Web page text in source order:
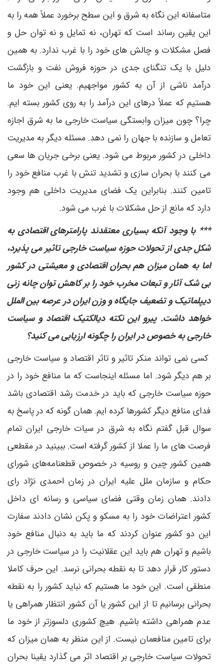
متاسفانه این نگاه به شرق و این سطح برخورد عملاً همه را به
این یقین رساند است که تهران، نه تمایل و نه توان حل و
فصل مشکلات و چالش های خود را با غرب ندارد. به همین
دلیل با یک تنگنای جدی در حوزه فروش نفت و بازگشت
درآمد ناشی از آن به کشور مواجهیم. یعنی این خود ما
هستیم که عملاً درهای این درآمد را به روی کشور بسته ایم.
چرا؟ چون میزان وابستگی سیاست خارجی ما به شرق اجازه
تعامل و سازنده با جهان را نمی دهد. مسئله دیگر به مدیریت
داخلی در کشور مربوط می شود. یعنی برخی جریان ها سعی
می کنند با بحران سازی و تشدید تنش با غرب منافع خود را
تامین کنند. بنابراین یک فضای مدیریت داخلی هم وجود
دارد که مانع از حل مشکلات با غرب می شود.
*** با وجود آنکه بسیاری معتقدند پارامترهای اقتصادی به
شکل جدی از تحولات حوزه سیاست خارجی تاثیر می پذیرد،
اما به همان میزان هم بحران اقتصادی و معیشتی در کشور
بی شک آثار و تبعات مخرب خود را بر کاهش توان چانه زنی
دیپلماتیک و تضعیف جایگاه و وزن ایران در عرصه بین الملل
خواهد داشت. پیرو این نکته دیالکتیک اقتصاد و سیاست
خارجی به خصوص در ایران را چگونه ارزیابی می کنید؟
کسی نمی تواند منکر تاثیر و تاثر اقتصاد و سیاست خارجی
بر هم دیگر شود. اما مسئله اینجاست که ما منافع خود را در
حوزه سیاست خارجی که باید در خدمت رشد اقتصادی باشد
فدای منافع دیگر کشورها کرده ایم. همان گونه که در پاسخ به
سوال قبل گفتم نگاه به شرق در سیات خارجی ایران تمام
فرصت های ما را عملا از کشور گرفته است. ببینید در مقطعی
همین کشور چین و روسیه در خصوص قطعنامه‌های شورای
حکام و سازمان ملل علیه ایران در زمان احمدی نژاد رای
دادند. همان زمان وقتی فضای سیاسی و رسانه ای داخل
کشور اعتراضات خود را به مسکو و پکن نشان دادند سفارت
این دو کشور عنوان کردند که ما باید به دنبال منافع خود
باشیم و تهران هم باید این عقلانیت را در سیاست خارجی در
دستور کار قرار دهد تا به نقطه بحرانی نرسد. این حرف کاملا
منطقی است. این خود ما هستیم که نباید کشور را به نقطه
بحرانی برسانیم تا از این کشور یا آن کشور انتظار همراهی یا
عدم همراهی داشته باشیم. هیچ کشوری دلسوزتر از خود ما
برای تامین منافعمان نیست. از این منظر به همان میزان که
تحولات سیاست خارجی بر اقتصاد اثر می گذارد یقینا بحران